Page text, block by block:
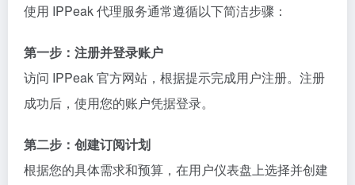
使用 IPPeak 代理服务通常遵循以下简洁步骤：
第一步：注册并登录账户
访问 IPPeak 官方网站，根据提示完成用户注册。注册
成功后，使用您的账户凭据登录。
第二步：创建订阅计划
根据您的具体需求和预算，在用户仪表盘上选择并创建